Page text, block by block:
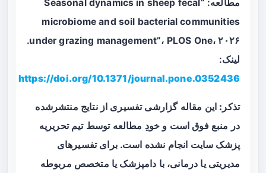
مطالعه: “Seasonal dynamics in sheep fecal
microbiome and soil bacterial communities
under grazing management”، PLOS One، ۲۰۲۶.
لینک:
https://doi.org/10.1371/journal.pone.0352436
تذکر: این مقاله گزارشی تفسیری از نتایج منتشرشده
در منبع فوق است و خودِ مطالعه توسط تیم تحریریه
پزشک سایت انجام نشده است. برای تفسیر‌های
مدیریتی یا درمانی، با دامپزشک یا متخصص مربوطه